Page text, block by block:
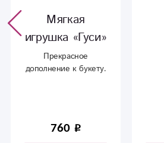
Мягкая
игрушка «Гуси»
Прекрасное
дополнение к букету.
760